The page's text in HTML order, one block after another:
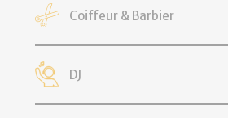
Coiffeur & Barbier
DJ